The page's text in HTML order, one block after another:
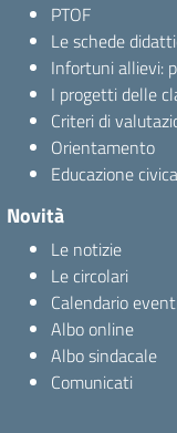
PTOF
Le schede
Infortuni allievi:
I progetti delle
Criteri di
Orientamento
Educazione civica
Novità
Le notizie
Le circolari
Calendario eventi
Albo online
Albo sindacale
Comunicati